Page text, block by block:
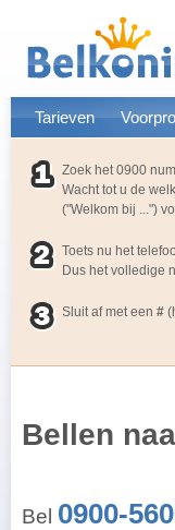
Tarieven
Zoek het 0900
Wacht tot u de
("Welkom bij ...")
Toets nu het
Dus het volledige
Sluit af met een #
Bellen
Bel 0900-